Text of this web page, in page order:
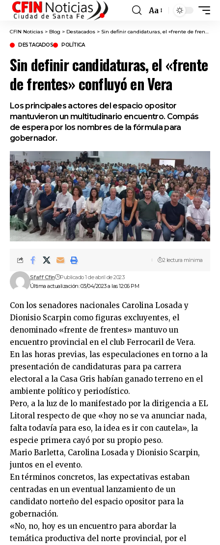
Font
Resizer
Aa
CFIN Noticias > Blog > Destacados > Sin definir candidaturas, el «frente de frentes» confluyó en Vera
DESTACADOS POLÍTICA
Sin definir candidaturas, el «frente
de frentes» confluyó en Vera
Los principales actores del espacio opositor
mantuvieron un multitudinario encuentro. Compás
de espera por los nombres de la fórmula para
gobernador.
Última actualización: 03/04/2023 a las 12:06 PM
Sfaff Cfin Publicado 1 de abril de 2023
2 lectura mínima
Con los senadores nacionales Carolina Losada y
Dionisio Scarpin como figuras excluyentes, el
denominado «frente de frentes» mantuvo un
encuentro provincial en el club Ferrocaril de Vera.
En las horas previas, las especulaciones en torno a la
presentación de candidaturas para pa carrera
electoral a la Casa Gris habían ganado terreno en el
ambiente político y periodístico.
Pero, a la luz de lo manifestado por la dirigencia a EL
Litoral respecto de que «hoy no se va anunciar nada,
falta todavía para eso, la idea es ir con cautela», la
especie primera cayó por su propio peso.
Mario Barletta, Carolina Losada y Dionisio Scarpin,
juntos en el evento.
En términos concretos, las expectativas estaban
centradas en un eventual lanzamiento de un
candidato norteño del espacio opositor para la
gobernación.
«No, no, hoy es un encuentro para abordar la
temática productiva del norte provincial, por el